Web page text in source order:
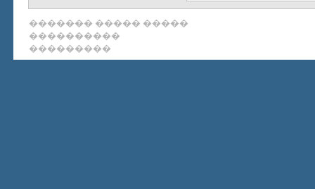
����� ����� �������
����������
���������